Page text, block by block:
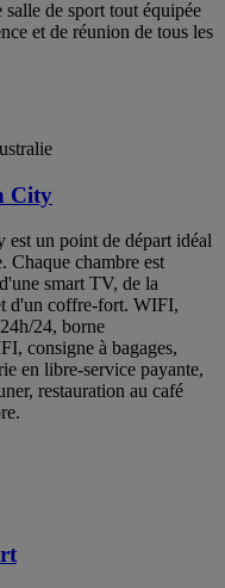
de sport tout équipée
et de réunion de tous les
City
un point de départ idéal
Chaque chambre est
smart TV, de la
d'un coffre-fort. WIFI,
24, borne
consigne à bagages,
en libre-service payante,
restauration au café